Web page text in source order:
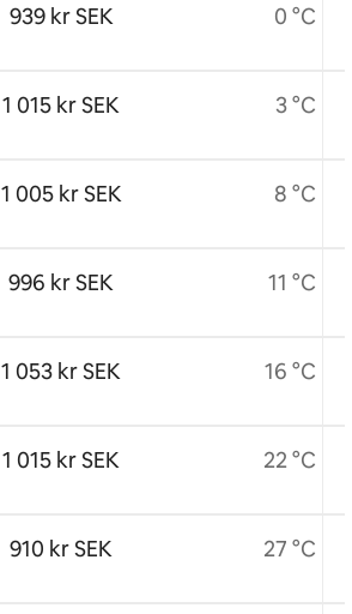
939 kr SEK
1 015 kr SEK
1 005 kr SEK
996 kr SEK
1 053 kr SEK
1 015 kr SEK
910 kr SEK
0 °C
3 °C
8 °C
11 °C
16 °C
22 °C
27 °C